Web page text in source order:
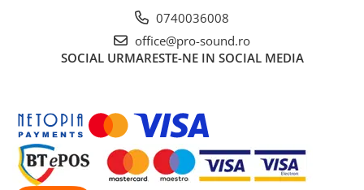
Scene şi Ring-uri de Dans
Stative si schela lumini
Instrumente Muzicale
Instrumente cu arcus
Instrumente de percutie
Instrumente de suflat
0740036008
office@pro-sound.ro
SOCIAL URMARESTE-NE IN SOCIAL MEDIA